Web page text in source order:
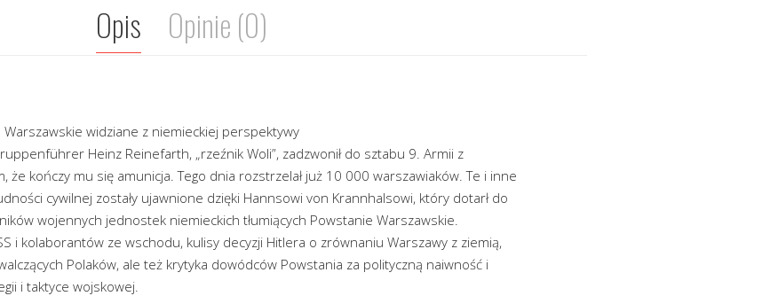
Opis Opinie (0)
widziane z niemieckiej perspektywy
Heinz Reinefarth, „rzeźnik Woli”, zadzwonił do sztabu 9. Armii z
że kończy mu się amunicja. Tego dnia rozstrzelał już 10 000 warszawiaków. Te i inne
cywilnej zostały ujawnione dzięki Hannsowi von Krannhalsowi, który dotarł do
wojennych jednostek niemieckich tłumiących Powstanie Warszawskie.
i kolaborantów ze wschodu, kulisy decyzji Hitlera o zrównaniu Warszawy z ziemią,
Polaków, ale też krytyka dowódców Powstania za polityczną naiwność i
i taktyce wojskowej.